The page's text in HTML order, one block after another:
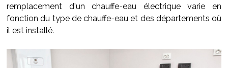
remplacement d'un chauffe-eau électrique varie en
fonction du type de chauffe-eau et des départements où
il est installé.